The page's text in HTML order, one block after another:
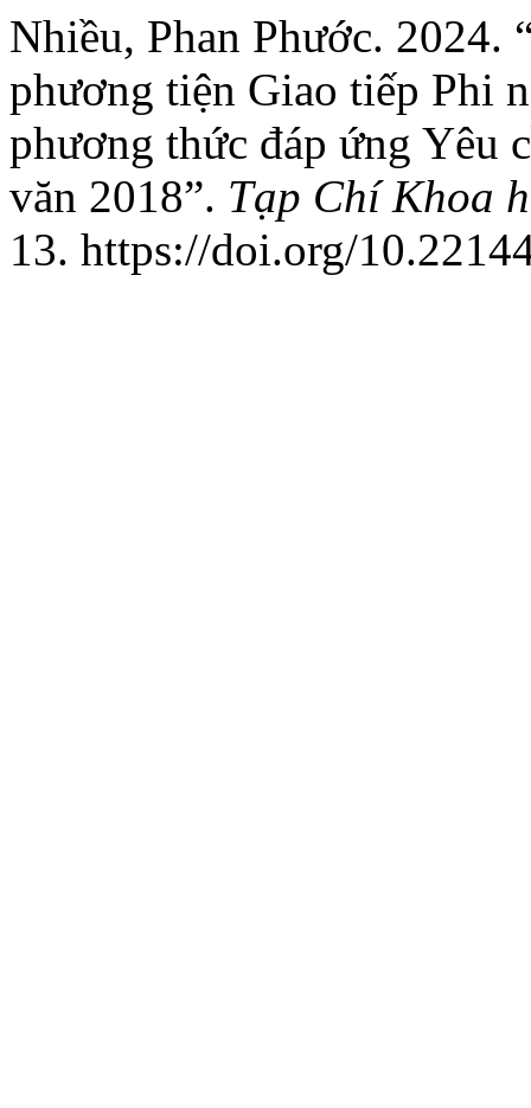
Nhiều, Phan Phước. 2024.
phương tiện Giao tiếp Phi
phương thức đáp ứng Yêu
văn 2018”. Tạp Chí Khoa
13. https://doi.org/